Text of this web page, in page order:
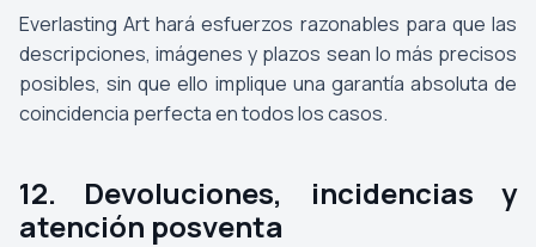
Everlasting Art hará esfuerzos razonables para que las
descripciones, imágenes y plazos sean lo más precisos
posibles, sin que ello implique una garantía absoluta de
coincidencia perfecta en todos los casos.
12. Devoluciones, incidencias y
atención posventa